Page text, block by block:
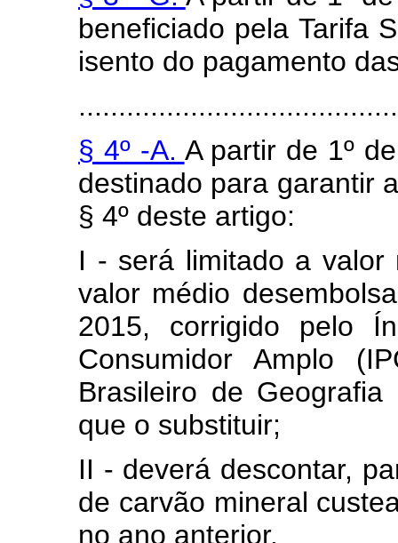
beneficiado pela Tarifa
isento do pagamento
§ 4º -A. A partir de 1º
destinado para garantir
§ 4º deste artigo:
I - será limitado a valor
valor médio
2015, corrigido pelo
Consumidor Amplo
Brasileiro de
que o substituir;
II - deverá descontar,
de carvão mineral
no ano anterior.